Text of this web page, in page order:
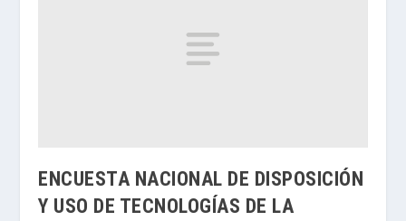
ENCUESTA NACIONAL DE DISPOSICIÓN
Y USO DE TECNOLOGÍAS DE LA